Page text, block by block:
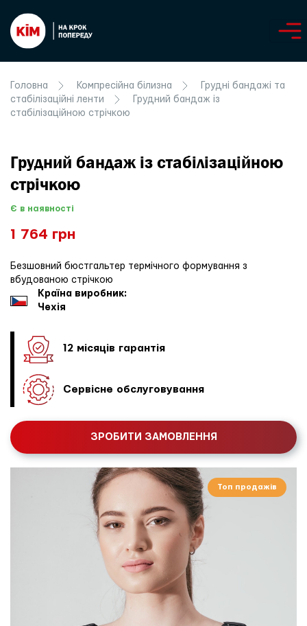
Головна Компресійна білизна
Грудні бандажі та
стабілізаційні ленти
Грудний бандаж із
стабілізаційною стрічкою
Топ продажів
Грудний бандаж із стабілізаційною
стрічкою
Є в наявності
1 764 грн
Безшовний бюстгальтер термічного формування з
вбудованою стрічкою
Країна виробник:
Чехія
12 місяців гарантія
Сервісне обслуговування
ЗРОБИТИ ЗАМОВЛЕННЯ